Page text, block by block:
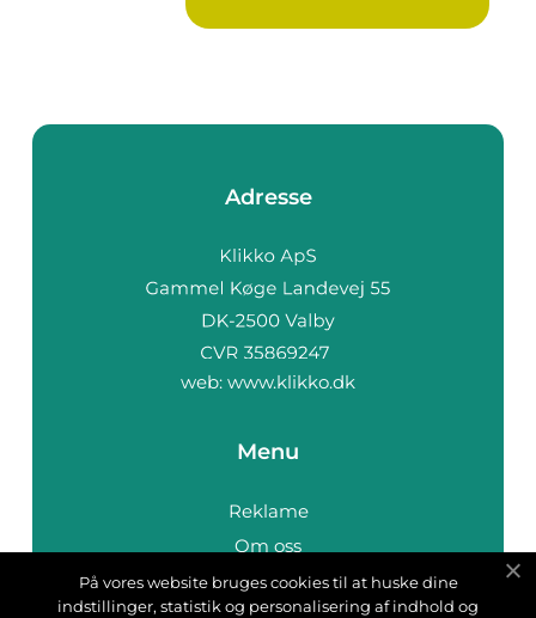
Adresse
web: www.klikko.dk
Menu
Reklame
Om oss
Cookies
På vores website bruges cookies til at huske dine
indstillinger, statistik og personalisering af indhold og